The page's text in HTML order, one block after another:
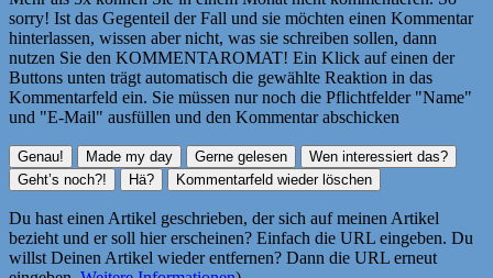
sorry! Ist das Gegenteil der Fall und sie möchten einen Kommentar
hinterlassen, wissen aber nicht, was sie schreiben sollen, dann
nutzen Sie den KOMMENTAROMAT! Ein Klick auf einen der
Buttons unten trägt automatisch die gewählte Reaktion in das
Kommentarfeld ein. Sie müssen nur noch die Pflichtfelder "Name"
und "E-Mail" ausfüllen und den Kommentar abschicken
Du hast einen Artikel geschrieben, der sich auf meinen Artikel
bezieht und er soll hier erscheinen? Einfach die URL eingeben. Du
willst Deinen Artikel wieder entfernen? Dann die URL erneut